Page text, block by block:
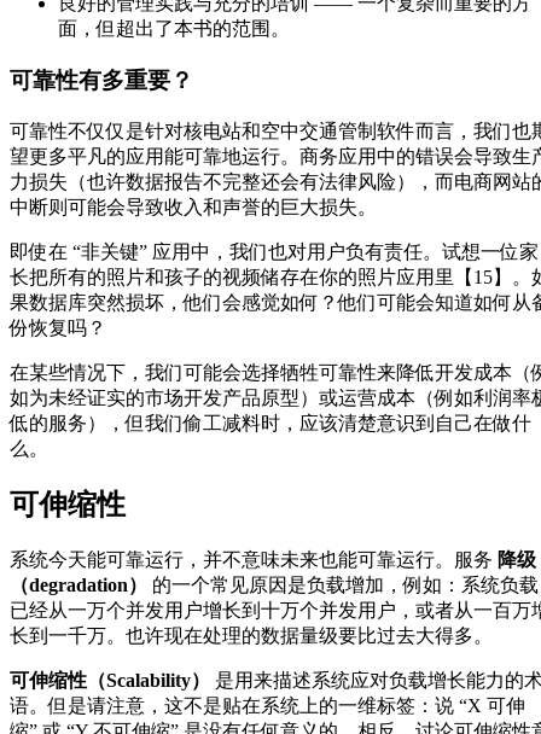
面，但超出了本书的范围。
可靠性有多重要？
可靠性不仅仅是针对核电站和空中交通管制软件而言，我们也
望更多平凡的应用能可靠地运行。商务应用中的错误会导致生
力损失（也许数据报告不完整还会有法律风险），而电商网站
中断则可能会导致收入和声誉的巨大损失。
即使在 “非关键” 应用中，我们也对用户负有责任。试想一位家
长把所有的照片和孩子的视频储存在你的照片应用里【15】。
果数据库突然损坏，他们会感觉如何？他们可能会知道如何从
份恢复吗？
在某些情况下，我们可能会选择牺牲可靠性来降低开发成本（
如为未经证实的市场开发产品原型）或运营成本（例如利润率
低的服务），但我们偷工减料时，应该清楚意识到自己在做什
么。
可伸缩性
系统今天能可靠运行，并不意味未来也能可靠运行。服务 降级
（degradation）
的一个常见原因是负载增加，例如：系统负载
已经从一万个并发用户增长到十万个并发用户，或者从一百万
长到一千万。也许现在处理的数据量级要比过去大得多。
可伸缩性（Scalability）
是用来描述系统应对负载增长能力的
语。但是请注意，这不是贴在系统上的一维标签：说 “X 可伸